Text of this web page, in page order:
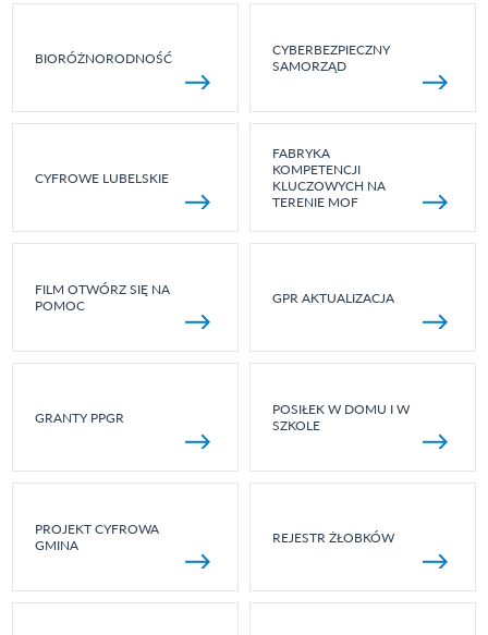
BIORÓŻNORODNOŚĆ
CYBERBEZPIECZNY
SAMORZĄD
CYFROWE LUBELSKIE
FABRYKA
KOMPETENCJI
KLUCZOWYCH NA
TERENIE MOF
FILM OTWÓRZ SIĘ NA
POMOC
GPR AKTUALIZACJA
GRANTY PPGR
POSIŁEK W DOMU I W
SZKOLE
PROJEKT CYFROWA
GMINA
REJESTR ŻŁOBKÓW